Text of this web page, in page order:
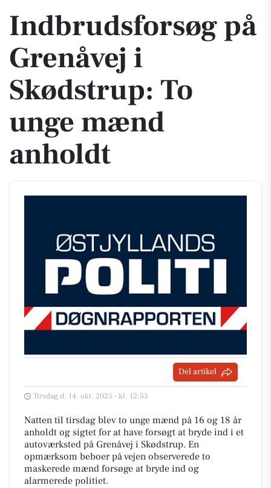
Indbrudsforsøg på
Grenåvej i
Skødstrup: To
unge mænd
anholdt
Del artikel
Tirsdag d. 14. okt. 2025 - kl. 12:55
Natten til tirsdag blev to unge mænd på 16 og 18 år
anholdt og sigtet for at have forsøgt at bryde ind i et
autoværksted på Grenåvej i Skødstrup. En
opmærksom beboer på vejen observerede to
maskerede mænd forsøge at bryde ind og
alarmerede politiet.